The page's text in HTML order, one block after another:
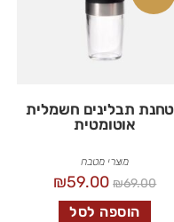
תבלינים חשמלית
אוטומטית
מוצרי מטבח
₪69.00
₪59.00
הוספה לסל